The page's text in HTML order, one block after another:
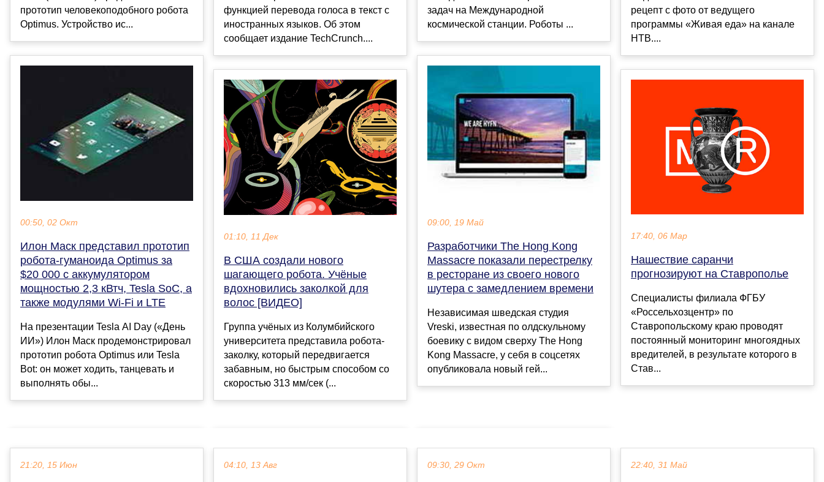
прототип человекоподобного робота
Optimus. Устройство ис...
00:50, 02 Окт
Илон Маск представил прототип
робота-гуманоида Optimus за
$20 000 с аккумулятором
мощностью 2,3 кВтч, Tesla SoC, а
также модулями Wi-Fi и LTE
На презентации Tesla AI Day («День
ИИ») Илон Маск продемонстрировал
прототип робота Optimus или Tesla
Bot: он может ходить, танцевать и
выполнять обы...
функцией перевода голоса в текст с
иностранных языков. Об этом
сообщает издание TechCrunch....
01:10, 11 Дек
В США создали нового
шагающего робота. Учёные
вдохновились заколкой для
волос [ВИДЕО]
Группа учёных из Колумбийского
университета представила робота-
заколку, который передвигается
забавным, но быстрым способом со
скоростью 313 мм/сек (...
задач на Международной
космической станции. Роботы ...
09:00, 19 Май
Разработчики The Hong Kong
Massacre показали перестрелку
в ресторане из своего нового
шутера с замедлением времени
Независимая шведская студия
Vreski, известная по олдскульному
боевику с видом сверху The Hong
Kong Massacre, у себя в соцсетях
опубликовала новый гей...
рецепт с фото от ведущего
программы «Живая еда» на канале
НТВ....
17:40, 06 Мар
Нашествие саранчи
прогнозируют на Ставрополье
Специалисты филиала ФГБУ
«Россельхозцентр» по
Ставропольскому краю проводят
постоянный мониторинг многоядных
вредителей, в результате которого в
Став...
21:20, 15 Июн 04:10, 13 Авг 09:30, 29 Окт 22:40, 31 Май